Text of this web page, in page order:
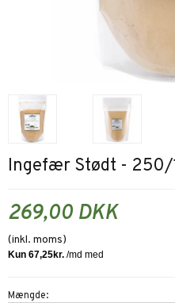
Ingefær Stødt - 250/
269,00 DKK
(inkl. moms)
Mængde: